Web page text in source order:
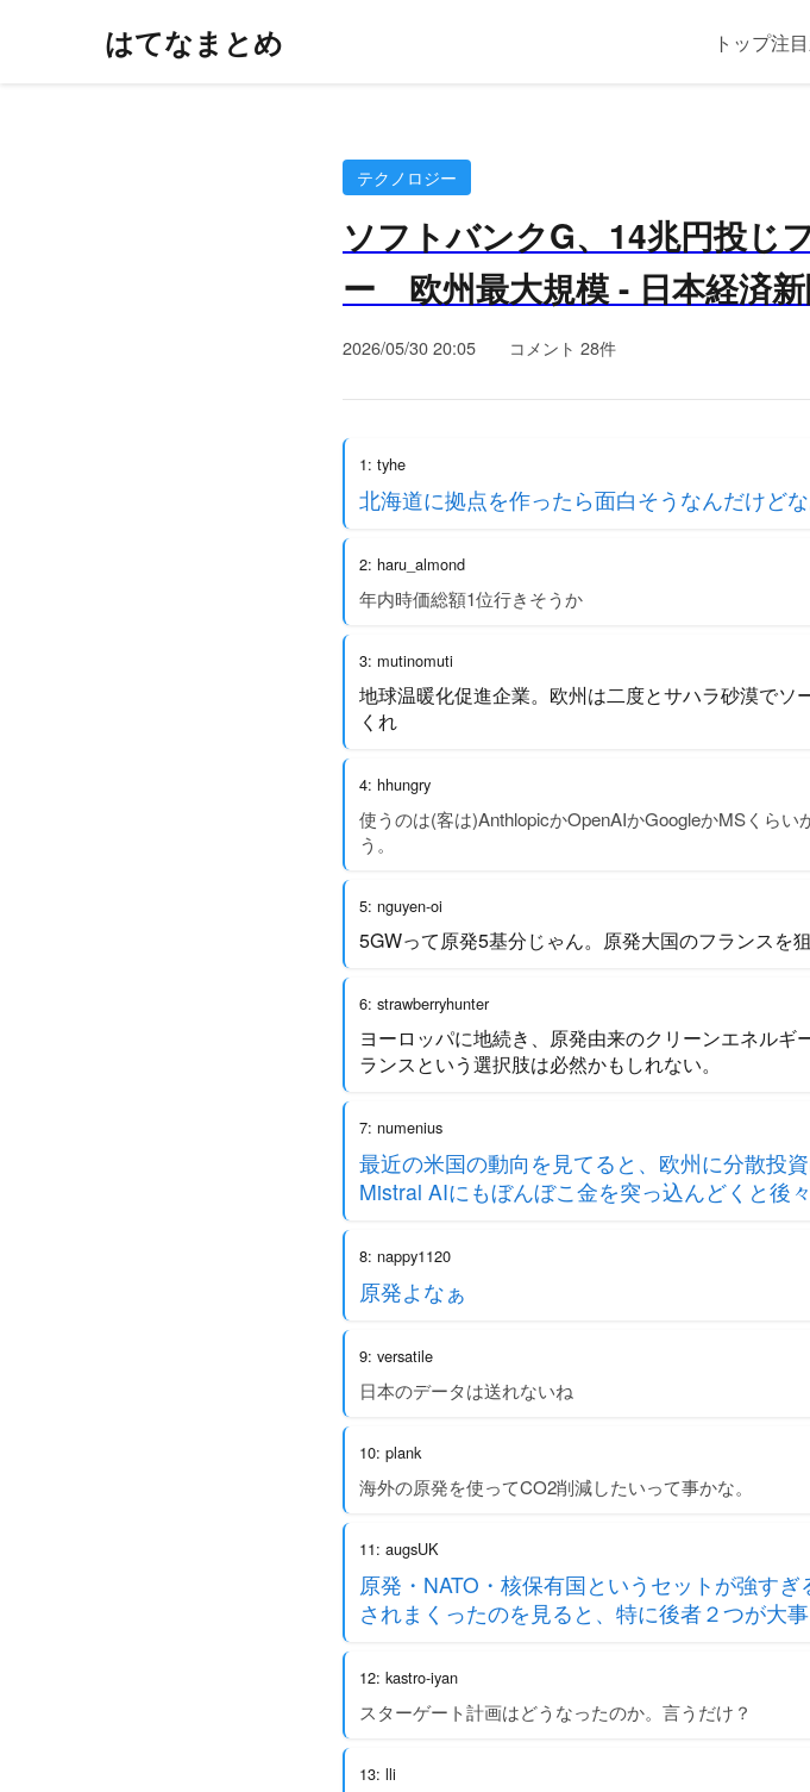
はてなまとめ トップ注目
テクノロジー
ソフトバンクG、14兆円投じ
ー 欧州最大規模 - 日本経済
2026/05/30 20:05 コメント 28件
1: tyhe
北海道に拠点を作ったら面白そうなんだけどな
2: haru_almond
年内時価総額1位行きそうか
3: mutinomuti
地球温暖化促進企業。欧州は二度とサハラ砂漠で
くれ
4: hhungry
使うのは(客は)AnthlopicかOpenAIかGoogleかMSくら
う。
5: nguyen-oi
5GWって原発5基分じゃん。原発大国のフランスを
6: strawberryhunter
ヨーロッパに地続き、原発由来のクリーンエネル
ランスという選択肢は必然かもしれない。
7: numenius
最近の米国の動向を見てると、欧州に分散投
Mistral AIにもぼんぼこ金を突っ込んどくと後
8: nappy1120
原発よなぁ
9: versatile
日本のデータは送れないね
10: plank
海外の原発を使ってCO2削減したいって事かな。
11: augsUK
原発・NATO・核保有国というセットが強す
されまくったのを見ると、特に後者２つが大事
12: kastro-iyan
スターゲート計画はどうなったのか。言うだけ？
13: lli